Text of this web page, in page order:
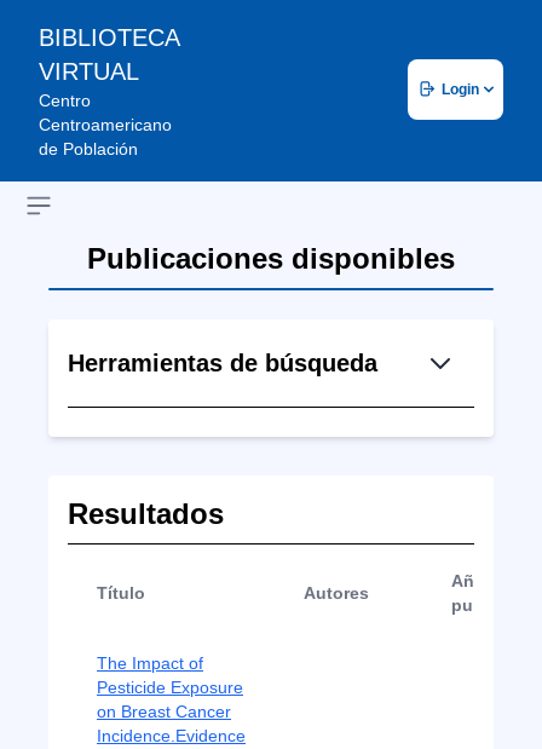
BIBLIOTECA
VIRTUAL
Centro
Centroamericano
de Población
Login
Open sidebar
Publicaciones disponibles
Herramientas de búsqueda
Resultados
Título Autores
Año de
The Impact of
Pesticide Exposure
on Breast Cancer
Incidence.Evidence